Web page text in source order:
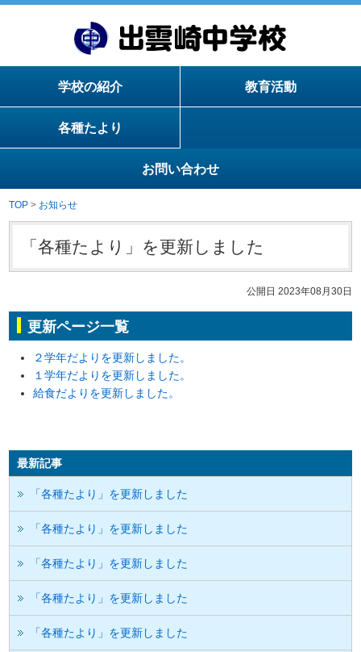
学校の紹介 教育活動
各種たより
お問い合わせ
TOP > お知らせ
「各種たより」を更新しました
公開日 2023年08月30日
更新ページ一覧
２学年だよりを更新しました。
１学年だよりを更新しました。
給食だよりを更新しました。
最新記事
「各種たより」を更新しました
「各種たより」を更新しました
「各種たより」を更新しました
「各種たより」を更新しました
「各種たより」を更新しました